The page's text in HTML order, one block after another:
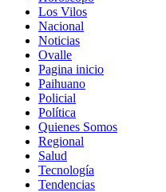
Los Vilos
Nacional
Noticias
Ovalle
Pagina inicio
Paihuano
Policial
Política
Quienes Somos
Regional
Salud
Tecnología
Tendencias